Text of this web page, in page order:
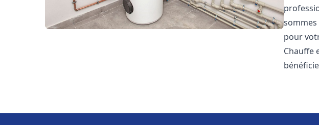
pour
Chauffe